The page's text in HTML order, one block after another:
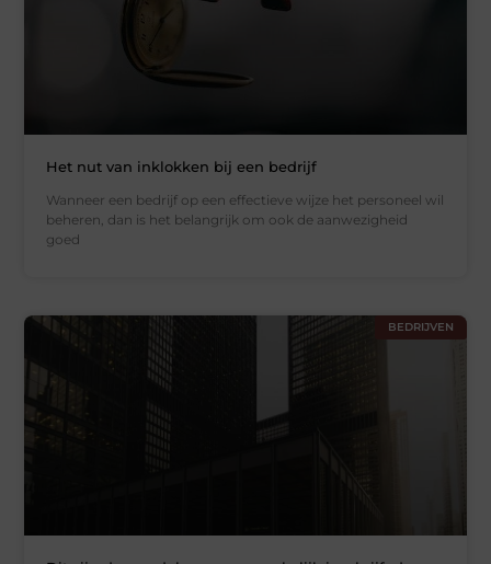
Het nut van inklokken bij een bedrijf
Wanneer een bedrijf op een effectieve wijze het personeel wil
beheren, dan is het belangrijk om ook de aanwezigheid
goed
BEDRIJVEN